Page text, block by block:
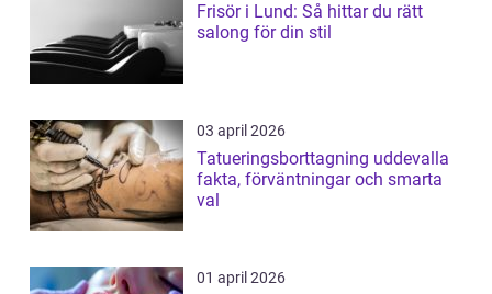
Frisör i Lund: Så hittar du rätt
salong för din stil
03 april 2026
Tatueringsborttagning uddevalla
fakta, förväntningar och smarta
val
01 april 2026